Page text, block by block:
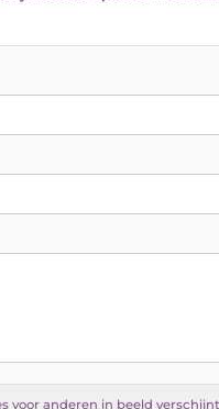
voor anderen in beeld verschijnt